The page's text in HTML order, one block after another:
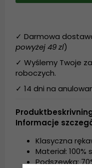
✓ Darmowa
powyżej 49 zl)
✓ Wyślemy Twoje
roboczych.
✓ 14 dni na
Informacje
Klasyczna
Materiał:
Podszewka: